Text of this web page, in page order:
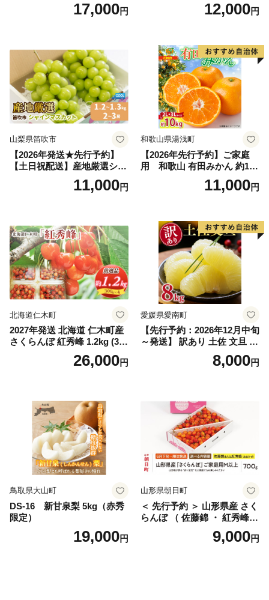
富良野 メロン めろん 果物 く
17,000円
アム」 もも あかつき 秀品 約
果肉 長野県産 小諸市
12,000円
山梨県笛吹市
【2026年発送★先行予約】
【土日祝配送】産地厳選シャ
インマスカット1.2kg～1.3kg
（2房～3房）※沖縄・離島配
笛吹市 山梨県 フルーツ 果物
ぶどう 葡萄 大粒 シャインマ
スカット おすすめ シャイン
マスカット 贈答 ギフト 産地
笛吹市 シャインマスカット
笛吹 葡萄 国産 ぶどう 人気
国産 1.2kg 先行｜
11,000円
和歌山県湯浅町
【2026年先行予約】ご家庭
用 和歌山 有田みかん 約10k
g (2L、3Lサイズ)【湯浅町】
11,000円
北海道仁木町
2027年発送 北海道 仁木町産
さくらんぼ 紅秀峰 1.2kg (300
g×4パック) Lサイズ以上 旬
桜桃 産地直送 サクランボ チ
26,000円
愛媛県愛南町
【先行予約：2026年12月中旬
～発送】 訳あり 土佐 文旦 8k
g (Mサイズ以上サイズミック
ス) 8000円 わけあり ぶんた
産 農家直送 期間限定 特産品
サイズミックス くらもとフ
ァーム 愛南町 愛媛県
8,000円
鳥取県大山町
DS-16 新甘泉梨 5kg（赤秀
限定）
19,000円
山形県朝日町
＜ 先行予約 ＞ 山形県産 さく
らんぼ （ 佐藤錦 ・ 紅秀峰
） ご家庭用 M以上 700g 【20
26年6月下旬から7月上旬発
9,000円